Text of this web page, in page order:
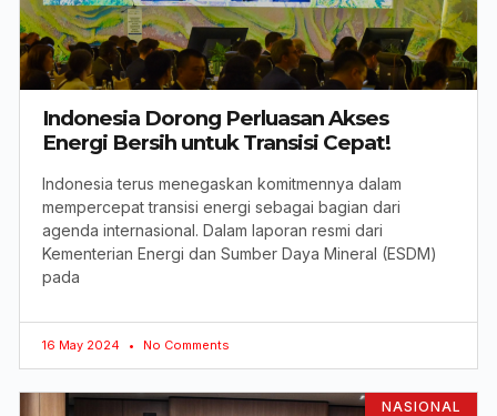
Indonesia Dorong Perluasan Akses
Energi Bersih untuk Transisi Cepat!
Indonesia terus menegaskan komitmennya dalam
mempercepat transisi energi sebagai bagian dari
agenda internasional. Dalam laporan resmi dari
Kementerian Energi dan Sumber Daya Mineral (ESDM)
pada
16 May 2024 No Comments
NASIONAL